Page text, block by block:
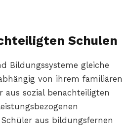
Schulen
Bildungssysteme gleiche
von ihrem familiären
aus sozial benachteiligten
Schüler aus bildungsfernen